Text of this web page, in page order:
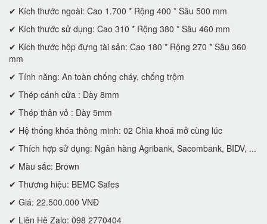
✔ Kích thước ngoài: Cao 1.700 * Rộng 400 * Sâu 500 mm
✔ Kích thước sử dụng: Cao 310 * Rộng 380 * Sâu 460 mm
✔ Kích thước hộp đựng tài sản: Cao 180 * Rộng 270 * Sâu 360
mm
✔ Tính năng: An toàn chống cháy, chống trộm
✔ Thép cánh cửa : Dày 8mm
✔ Thép thân vỏ : Dày 5mm
✔ Hệ thống khóa thông minh: 02 Chìa khoá mở cùng lúc
✔ Thích hợp sử dụng: Ngân hàng Agribank, Sacombank, BIDV, ...
✔ Màu sắc: Brown
✔ Thương hiệu: BEMC Safes
✔ Giá: 22.500.000 VNĐ
✔ Liên Hệ Zalo: 098 2770404